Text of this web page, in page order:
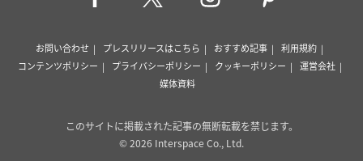
お問い合わせ プレスリリースはこちら おすすめ記事
利用規約
コンテンツポリシー
プライバシーポリシー クッキーポリシー
運営会社
媒体資料
このサイトに掲載された記事の無断転載を禁じます。
© 2026 Interspace Co., Ltd.